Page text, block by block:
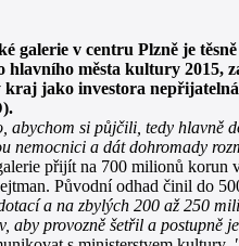
galerie v centru Plzně je
města kultury 2015,
jako investora
abychom si půjčili, tedy hlavně
nemocnici a dát dohromady
přijít na 700 milionů korun
Původní odhad činil do
a na zbylých 200 až 250
aby provozně šetřil a postupně